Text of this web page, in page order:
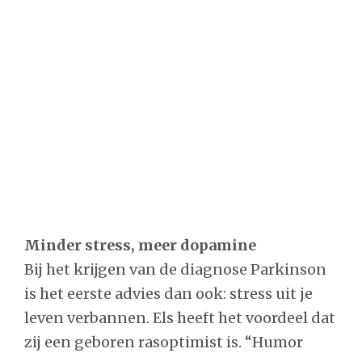
Minder stress, meer dopamine
Bij het krijgen van de diagnose Parkinson
is het eerste advies dan ook: stress uit je
leven verbannen. Els heeft het voordeel dat
zij een geboren rasoptimist is. “Humor